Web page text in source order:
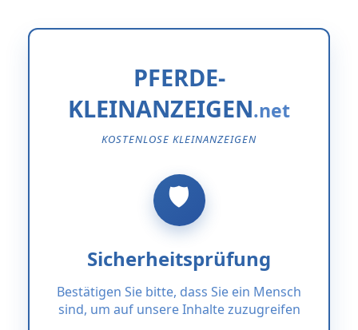
PFERDE-
KLEINANZEIGEN
KOSTENLOSE KLEINANZEIGEN
Sicherheitsprüfung
Bestätigen Sie bitte, dass Sie ein Mensch
sind, um auf unsere Inhalte zuzugreifen